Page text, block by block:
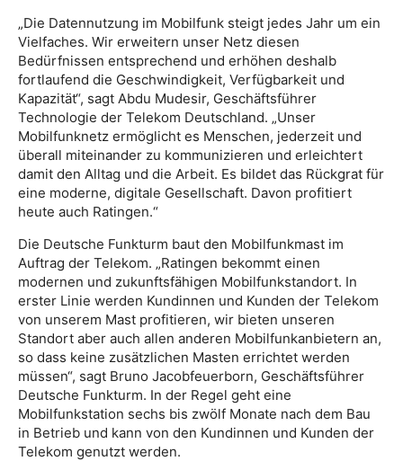
„Die Datennutzung im Mobilfunk steigt jedes Jahr um ein
Vielfaches. Wir erweitern unser Netz diesen
Bedürfnissen entsprechend und erhöhen deshalb
fortlaufend die Geschwindigkeit, Verfügbarkeit und
Kapazität“, sagt Abdu Mudesir, Geschäftsführer
Technologie der Telekom Deutschland. „Unser
Mobilfunknetz ermöglicht es Menschen, jederzeit und
überall miteinander zu kommunizieren und erleichtert
damit den Alltag und die Arbeit. Es bildet das Rückgrat für
eine moderne, digitale Gesellschaft. Davon profitiert
heute auch Ratingen.“
Die Deutsche Funkturm baut den Mobilfunkmast im
Auftrag der Telekom. „Ratingen bekommt einen
modernen und zukunftsfähigen Mobilfunkstandort. In
erster Linie werden Kundinnen und Kunden der Telekom
von unserem Mast profitieren, wir bieten unseren
Standort aber auch allen anderen Mobilfunkanbietern an,
so dass keine zusätzlichen Masten errichtet werden
müssen“, sagt Bruno Jacobfeuerborn, Geschäftsführer
Deutsche Funkturm. In der Regel geht eine
Mobilfunkstation sechs bis zwölf Monate nach dem Bau
in Betrieb und kann von den Kundinnen und Kunden der
Telekom genutzt werden.